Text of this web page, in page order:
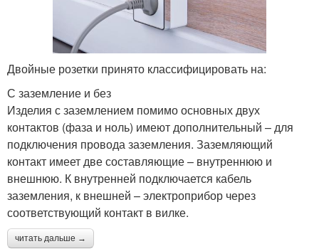
Двойные розетки принято классифицировать на:
С заземление и без
Изделия с заземлением помимо основных двух
контактов (фаза и ноль) имеют дополнительный – для
подключения провода заземления. Заземляющий
контакт имеет две составляющие – внутреннюю и
внешнюю. К внутренней подключается кабель
заземления, к внешней – электроприбор через
соответствующий контакт в вилке.
читать дальше →